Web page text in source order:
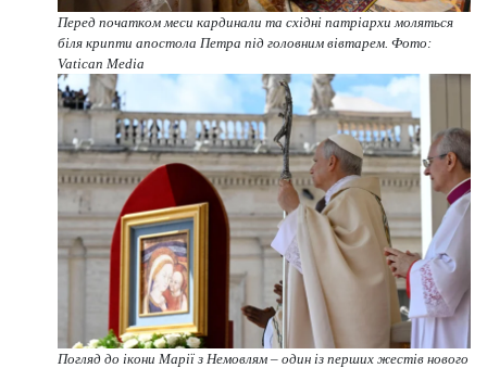
Перед початком меси кардинали та східні патріархи моляться
біля крипти апостола Петра під головним вівтарем. Фото:
Vatican Media
Погляд до ікони Марії з Немовлям – один із перших жестів нового